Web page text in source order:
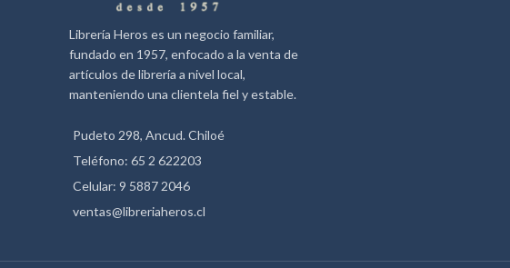
Librería Heros es un negocio familiar,
fundado en 1957, enfocado a la venta de
artículos de librería a nivel local,
manteniendo una clientela fiel y estable.
Pudeto 298, Ancud. Chiloé
Teléfono: 65 2 622203
Celular: 9 5887 2046
ventas@libreriaheros.cl